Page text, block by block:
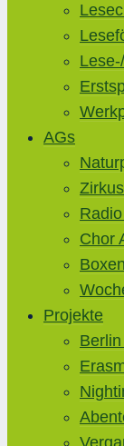
AGs
Chor
Projekte